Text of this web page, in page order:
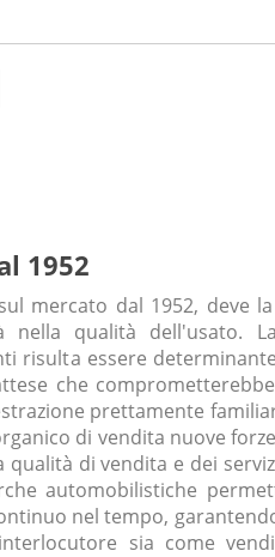
1952
mercato dal 1952, deve
nella qualità dell'usato.
risulta essere
che
prettamente
di vendita nuove
di vendita e dei
automobilistiche
nel tempo,
sia come